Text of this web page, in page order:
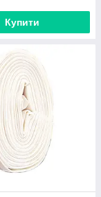
Купити